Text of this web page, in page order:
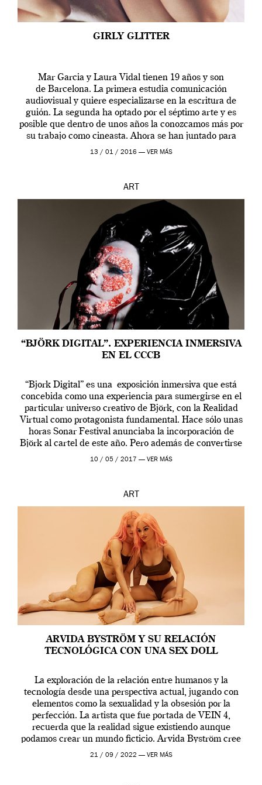
GIRLY GLITTER
Mar Garcia y Laura Vidal tienen 19 años y son
de Barcelona. La primera estudia comunicación
audiovisual y quiere especializarse en la escritura de
guión. La segunda ha optado por el séptimo arte y es
posible que dentro de unos años la conozcamos más por
su trabajo como cineasta. Ahora se han juntado para
contarnos una […]
13 / 01 / 2016 — VER MÁS
ART
“BJÖRK DIGITAL”. EXPERIENCIA INMERSIVA
EN EL CCCB
“Bjork Digital” es una exposición inmersiva que está
concebida como una experiencia para sumergirse en el
particular universo creativo de Björk, con la Realidad
Virtual como protagonista fundamental. Hace sólo unas
horas Sonar Festival anunciaba la incorporación de
Björk al cartel de este año. Pero además de convertirse
en una de las actuaciones más relevantes […]
10 / 05 / 2017 — VER MÁS
ART
ARVIDA BYSTRÖM Y SU RELACIÓN
TECNOLÓGICA CON UNA SEX DOLL
La exploración de la relación entre humanos y la
tecnología desde una perspectiva actual, jugando con
elementos como la sexualidad y la obsesión por la
perfección. La artista que fue portada de VEIN 4,
recuerda que la realidad sigue existiendo aunque
podamos crear un mundo ficticio. Arvida Byström cree
que los humanos tienen un complejo […]
21 / 09 / 2022 — VER MÁS